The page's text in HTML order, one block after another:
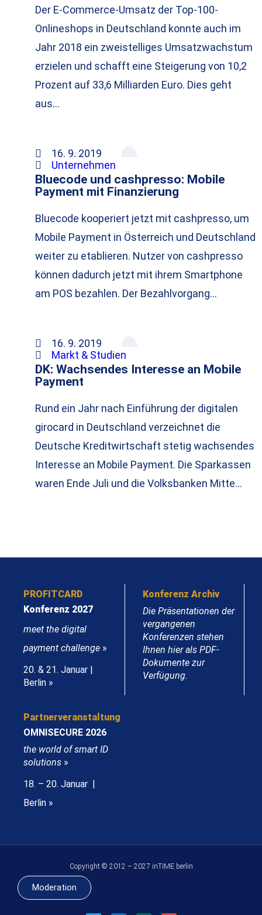
Der E-Commerce-Umsatz der Top-100-
Onlineshops in Deutschland konnte auch im
Jahr 2018 ein zweistelliges Umsatzwachstum
erzielen und schafft eine Steigerung von 10,2
Prozent auf 33,6 Milliarden Euro. Dies geht
aus…
16. 9. 2019
Unternehmen
Bluecode und cashpresso: Mobile
Payment mit Finanzierung
Bluecode kooperiert jetzt mit cashpresso, um
Mobile Payment in Österreich und Deutschland
weiter zu etablieren. Nutzer von cashpresso
können dadurch jetzt mit ihrem Smartphone
am POS bezahlen. Der Bezahlvorgang…
16. 9. 2019
Markt & Studien
DK: Wachsendes Interesse an Mobile
Payment
Rund ein Jahr nach Einführung der digitalen
girocard in Deutschland verzeichnet die
Deutsche Kreditwirtschaft stetig wachsendes
Interesse an Mobile Payment. Die Sparkassen
waren Ende Juli und die Volksbanken Mitte…
PROFITCARD
Konferenz 2027
meet the digital
payment challenge »
20. & 21. Januar |
Berlin »
Konferenz Archiv
Die Präsentationen der
vergangenen
Konferenzen stehen
Ihnen hier als PDF-
Dokumente zur
Verfügung.
Partnerveranstaltung
OMNISECURE 2026
the world of smart ID
solutions »
18. – 20. Januar |
Berlin »
Copyright © 2012 – 2027 inTIME berlin
Moderation